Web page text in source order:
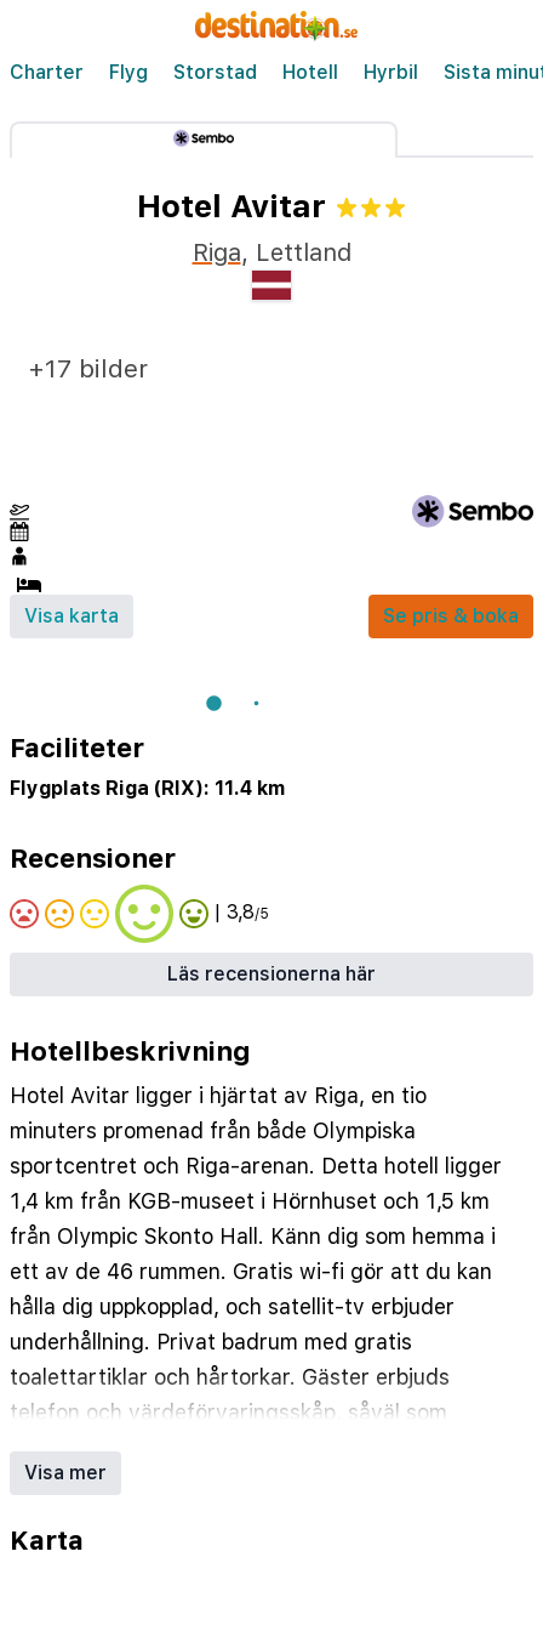
Charter Flyg Storstad Hotell Hyrbil Sista
Hotel Avitar
Riga, Lettland
Visa karta Se pris & boka
+17 bilder
Faciliteter
Flygplats Riga (RIX): 11.4 km
Recensioner
| 3,8/5
Läs recensionerna här
Hotellbeskrivning
Hotel Avitar ligger i hjärtat av Riga, en tio
minuters promenad från både Olympiska
sportcentret och Riga-arenan. Detta hotell ligger
1,4 km från KGB-museet i Hörnhuset och 1,5 km
från Olympic Skonto Hall. Känn dig som hemma i
ett av de 46 rummen. Gratis wi-fi gör att du kan
hålla dig uppkopplad, och satellit-tv erbjuder
underhållning. Privat badrum med gratis
toalettartiklar och hårtorkar. Gäster erbjuds
telefon och värdeförvaringsskåp, såväl som
städning dagligen. Avstånd avrundas till närmsta
decimal.
Olympiska sportcentret - 0,5 km
Visa mer
Karta